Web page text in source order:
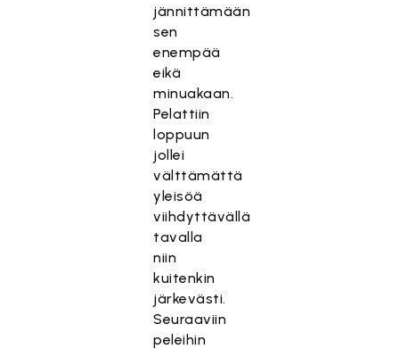
jännittämään
sen
enempää
eikä
minuakaan.
Pelattiin
loppuun
jollei
välttämättä
yleisöä
viihdyttävällä
tavalla
niin
kuitenkin
järkevästi.
Seuraaviin
peleihin